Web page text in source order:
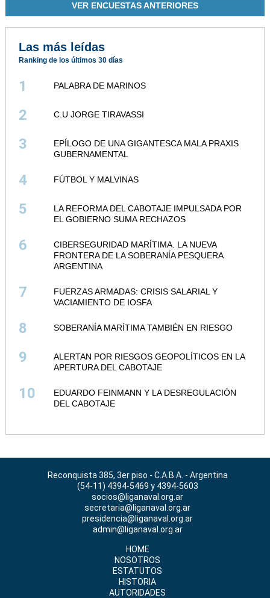
VER ENCUESTAS ANTERIORES
Las más leídas
Ranking de los últimos 30 días
1 PALABRA DE MARINOS
2 C.U JORGE TIRAVASSI
3
EPÍLOGO DE UNA GIGANTESCA MALA PRAXIS
GUBERNAMENTAL
4 FÚTBOL Y MALVINAS
5
LA REFORMA DEL CABOTAJE IMPULSADA POR
EL GOBIERNO SUMA RECHAZOS
6
CIBERSEGURIDAD MARÍTIMA. LA NUEVA
FRONTERA DE LA SOBERANÍA PESQUERA
ARGENTINA
7
FUERZAS ARMADAS: CRISIS SALARIAL Y
VACIAMIENTO DE IOSFA
8 SOBERANÍA MARÍTIMA TAMBIÉN EN RIESGO
9
ALERTAN POR RIESGOS GEOPOLÍTICOS EN LA
APERTURA DEL CABOTAJE
10
EDUARDO FEINMANN Y LA DESREGULACIÓN
DEL CABOTAJE
Reconquista 385, 3er piso - C.A.B.A. - Argentina
(54-11) 4394-5469 y 4394-5603
socios@liganaval.org.ar
secretaria@liganaval.org.ar
presidencia@liganaval.org.ar
admin@liganaval.org.ar
HOME
NOSOTROS
ESTATUTOS
HISTORIA
AUTORIDADES